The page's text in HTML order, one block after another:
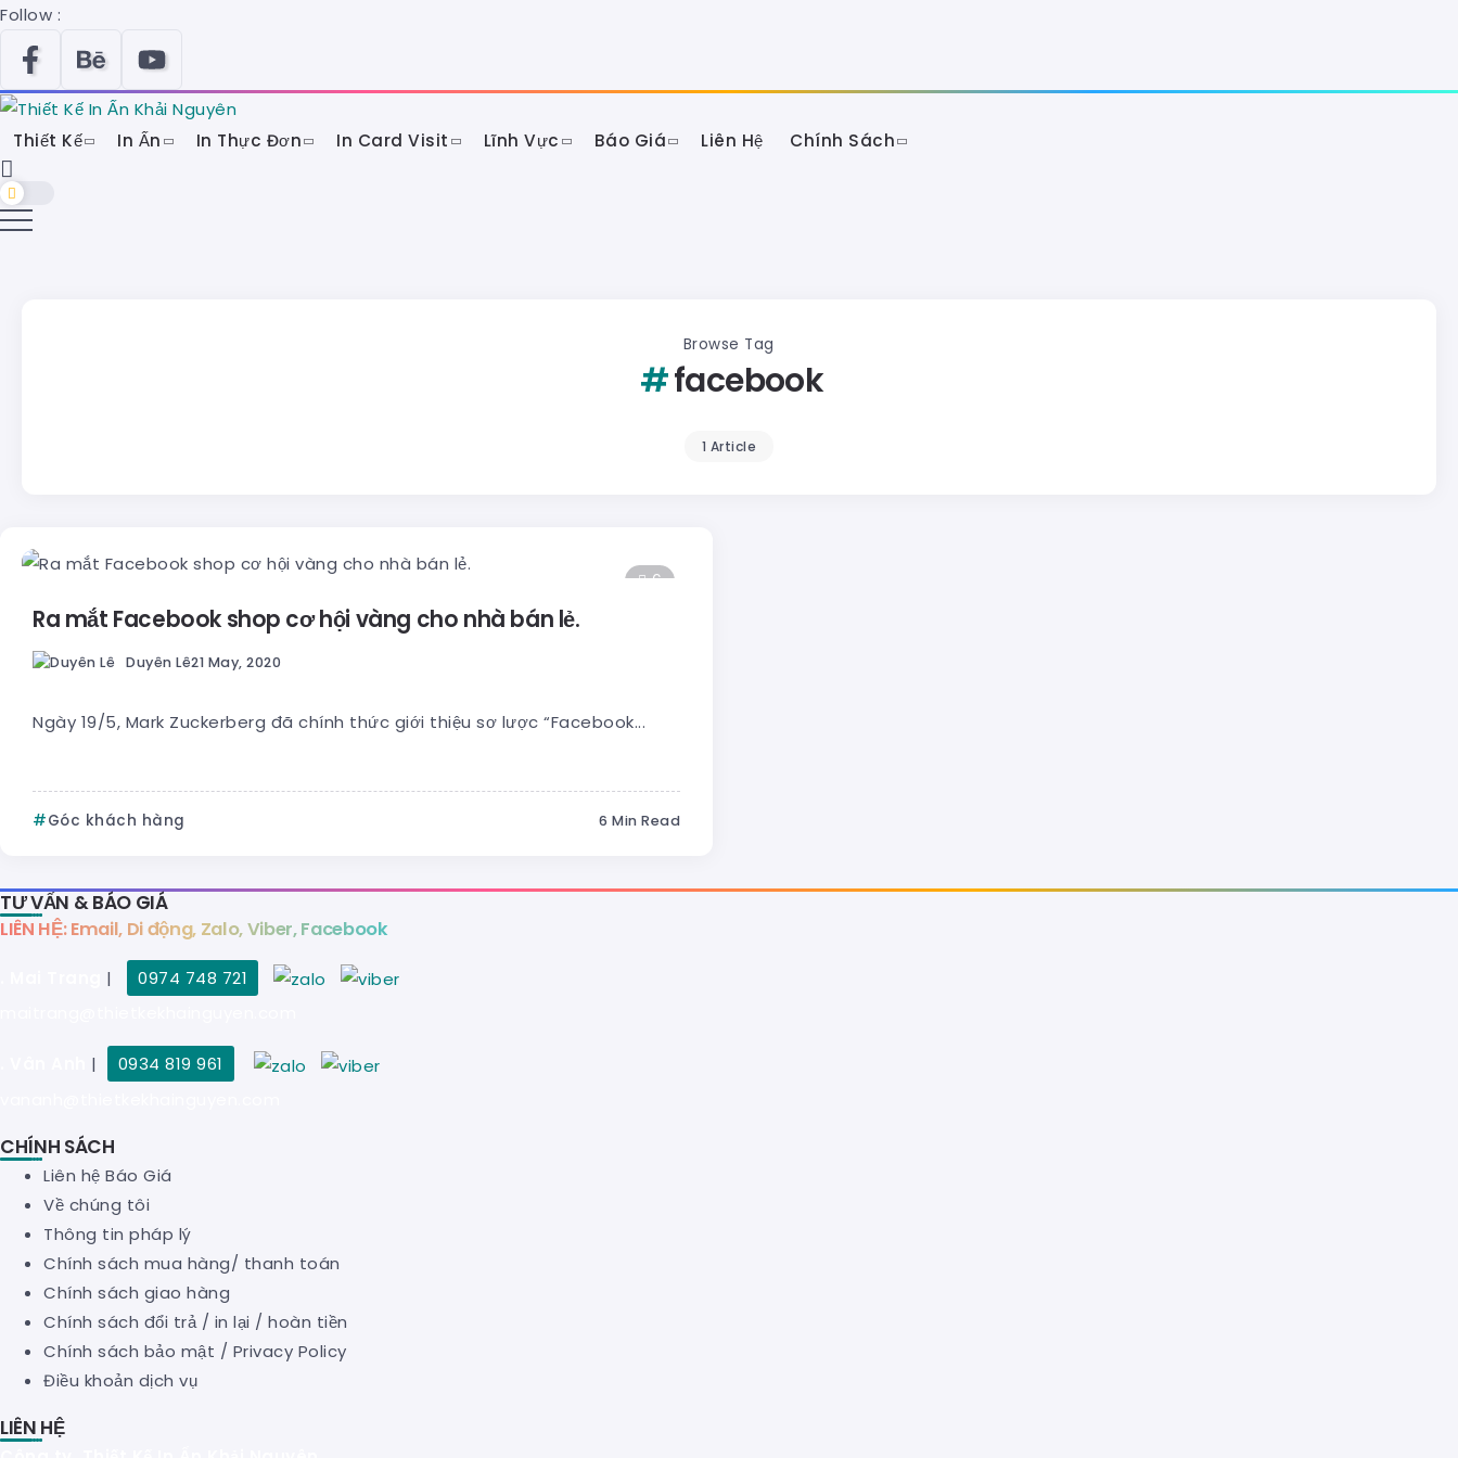
Follow :
Thiết Kế In Ấn In Thực Đơn In Card Visit Lĩnh Vực Báo Giá Liên Hệ Chính Sách
Browse Tag
facebook
1 Article
6
Ra mắt Facebook shop cơ hội vàng cho nhà bán lẻ.
Duyên Lê21 May, 2020
Ngày 19/5, Mark Zuckerberg đã chính thức giới thiệu sơ lược “Facebook...
Góc khách hàng 6 Min Read
TƯ VẤN & BÁO GIÁ
LIÊN HỆ: Email, Di động, Zalo, Viber, Facebook
|
0974 748 721
|
0934 819 961
CHÍNH SÁCH
Liên hệ Báo Giá
Về chúng tôi
Thông tin pháp lý
Chính sách mua hàng/ thanh toán
Chính sách giao hàng
Chính sách đổi trả / in lại / hoàn tiền
Chính sách bảo mật / Privacy Policy
Điều khoản dịch vụ
LIÊN HỆ